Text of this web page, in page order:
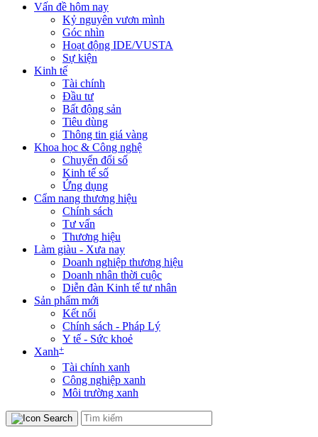
Vấn đề hôm nay
Kỷ nguyên vươn mình
Góc nhìn
Hoạt động IDE/VUSTA
Sự kiện
Kinh tế
Tài chính
Đầu tư
Bất động sản
Tiêu dùng
Thông tin giá vàng
Khoa học & Công nghệ
Chuyển đổi số
Kinh tế số
Ứng dụng
Cẩm nang thương hiệu
Chính sách
Tư vấn
Thương hiệu
Làm giàu - Xưa nay
Doanh nghiệp thương hiệu
Doanh nhân thời cuộc
Diễn đàn Kinh tế tư nhân
Sản phẩm mới
Kết nối
Chính sách - Pháp Lý
Y tế - Sức khoẻ
Xanh+
Tài chính xanh
Công nghiệp xanh
Môi trường xanh